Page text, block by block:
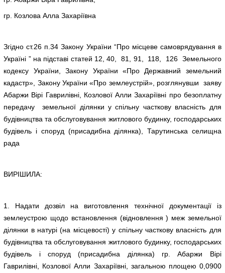
гр. Козлова Алла Захаріївна
Згідно ст.26 п.34 Закону України “Про місцеве самоврядування в
Україні ” на підставі статей 12, 40, 81, 91, 118, 126 Земельного
кодексу України, Закону України «Про Державний земельний
кадастр», Закону України «Про землеустрій», розглянувши заяву
Абаржи Вірі Гаврилівні, Козлової Алли Захаріївні про безоплатну
передачу земельної ділянки у спільну часткову власність для
будівництва та обслуговування житлового будинку, господарських
будівель і споруд (присадибна ділянка), Тарутинська селищна
рада
ВИРІШИЛА:
1. Надати дозвіл на виготовлення технічної документації із
землеустрою щодо встановлення (відновлення ) меж земельної
ділянки в натурі (на місцевості) у спільну часткову власність для
будівництва та обслуговування житлового будинку, господарських
будівель і споруд (присадибна ділянка) гр. Абаржи Вірі
Гаврилівні, Козлової Алли Захаріївні, загальною площею 0,0900